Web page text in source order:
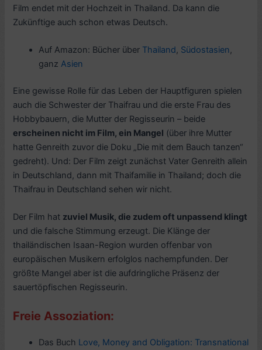
Film endet mit der Hochzeit in Thailand. Da kann die
Zukünftige auch schon etwas Deutsch.
Auf Amazon: Bücher über Thailand, Südostasien,
ganzAsien
Eine gewisse Rolle für das Leben der Hauptfiguren spielen
auch die Schwester der Thaifrau und die erste Frau des
Hobbybauern, die Mutter der Regisseurin – beide
erscheinen nicht im Film, ein Mangel (über ihre Mutter
hatte Genreith zuvor die Doku „Die mit dem Bauch tanzen“
gedreht). Und: Der Film zeigt zunächst Vater Genreith allein
in Deutschland, dann mit Thaifamilie in Thailand; doch die
Thaifrau in Deutschland sehen wir nicht.
Der Film hat zuviel Musik, die zudem oft unpassend klingt
und die falsche Stimmung erzeugt. Die Klänge der
thailändischen Isaan-Region wurden offenbar von
europäischen Musikern erfolglos nachempfunden. Der
größte Mangel aber ist die aufdringliche Präsenz der
sauertöpfischen Regisseurin.
Freie Assoziation:
Das Buch Love, Money and Obligation: Transnational